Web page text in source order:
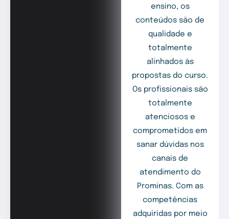
ensino, os
conteúdos são de
qualidade e
totalmente
alinhados às
propostas do curso.
Os profissionais são
totalmente
atenciosos e
comprometidos em
sanar dúvidas nos
canais de
atendimento do
Prominas. Com as
competências
adquiridas por meio